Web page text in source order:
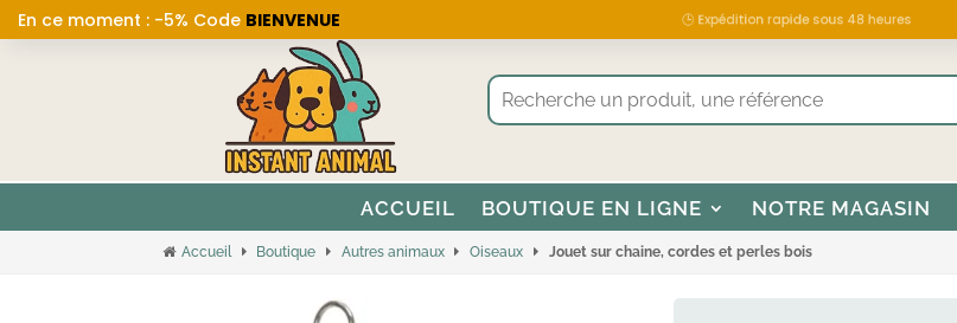
En ce moment : -5% Code BIENVENUE 🕒 Expédition rapide sous 48 heures
ACCUEIL BOUTIQUE EN LIGNE NOTRE MAGASIN
Accueil Boutique Autres animaux Oiseaux Jouet sur chaine, cordes et perles bois